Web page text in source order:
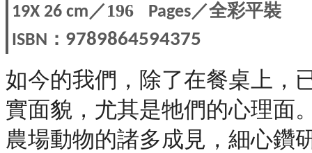
19X 26 cm／196 Pages／全彩平裝
ISBN ： 9789864594375
如今的我們，除了在餐桌上，
實面貌，尤其是牠們的心理面
農場動物的諸多成見，細心鑽